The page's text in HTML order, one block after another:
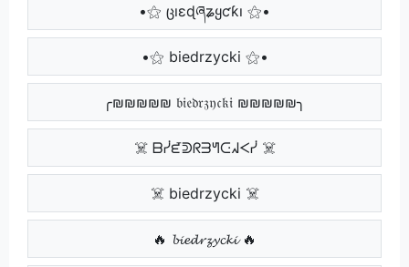
•⚝ ცıɛɖཞʑყƈƙı ⚝•
•⚝ biedrzycki ⚝•
╭₪₪₪₪₪ 𝔟𝔦𝔢𝔡𝔯𝔷𝔶𝔠𝔨𝔦 ₪₪₪₪₪╮
☠️ ᗷᓰᘿᕲᖇᗱᖻᑢᖽᐸᓰ ☠️
☠️ biedrzycki ☠️
🔥 𝓫𝓲𝓮𝓭𝓻𝔃𝔂𝓬𝓴𝓲 🔥